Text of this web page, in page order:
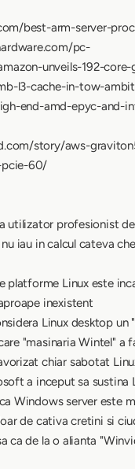
best-arm-server-
pc-
unveils-192-
l3-cache-in-tow-
end-amd-epyc-and-
story/aws-
pcie-60/
utilizator profesionist
iau in calcul cateva
platforme Linux este
inexistent
Linux desktop un
"masinaria Wintel" a
chiar sabotat
a inceput sa sustina
Windows server este
de cativa cretini si
ca de la o alianta